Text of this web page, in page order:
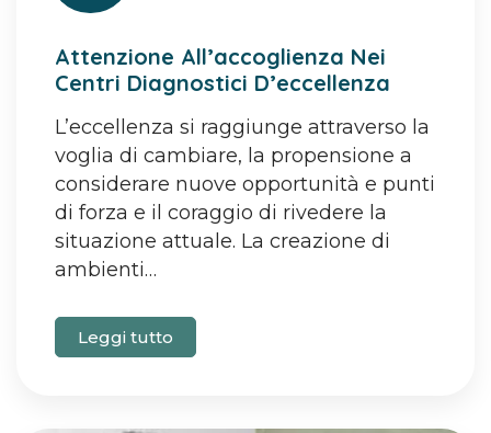
Attenzione All’accoglienza Nei
Centri Diagnostici D’eccellenza
L’eccellenza si raggiunge attraverso la
voglia di cambiare, la propensione a
considerare nuove opportunità e punti
di forza e il coraggio di rivedere la
situazione attuale. La creazione di
ambienti…
Leggi tutto